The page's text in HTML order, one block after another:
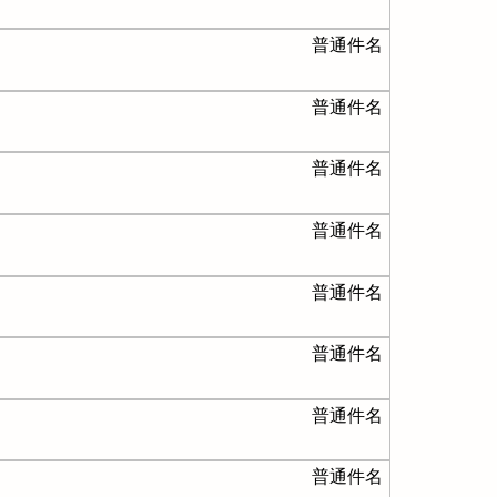
普通件名
普通件名
普通件名
普通件名
普通件名
普通件名
普通件名
普通件名